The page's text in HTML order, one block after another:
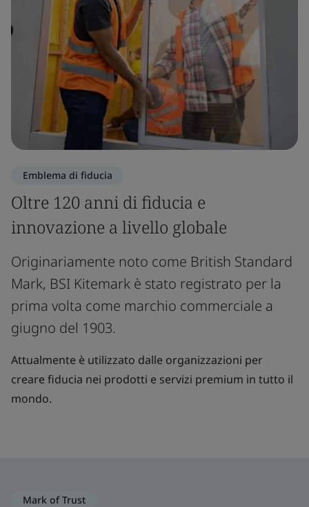
Emblema di fiducia
Oltre 120 anni di fiducia e
innovazione a livello globale
Originariamente noto come British Standard
Mark, BSI Kitemark è stato registrato per la
prima volta come marchio commerciale a
giugno del 1903.
Attualmente è utilizzato dalle organizzazioni per
creare fiducia nei prodotti e servizi premium in tutto il
mondo.
Mark of Trust